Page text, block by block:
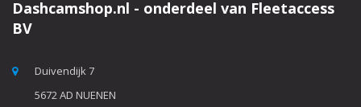
Dashcamshop.nl - onderdeel van Fleetaccess
BV
Duivendijk 7
5672 AD NUENEN